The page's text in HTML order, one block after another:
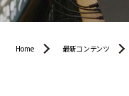
Home 最新コンテンツ